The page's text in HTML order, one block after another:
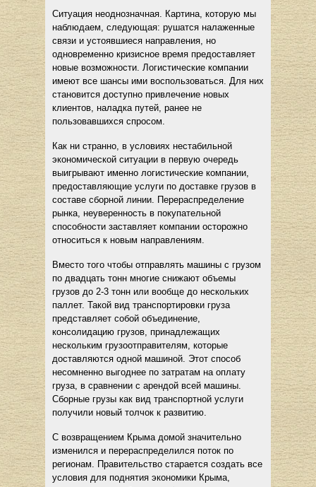
Ситуация неоднозначная. Картина, которую мы
наблюдаем, следующая: рушатся налаженные
связи и устоявшиеся направления, но
одновременно кризисное время предоставляет
новые возможности. Логистические компании
имеют все шансы ими воспользоваться. Для них
становится доступно привлечение новых
клиентов, наладка путей, ранее не
пользовавшихся спросом.
Как ни странно, в условиях нестабильной
экономической ситуации в первую очередь
выигрывают именно логистические компании,
предоставляющие услуги по доставке грузов в
составе сборной линии. Перераспределение
рынка, неуверенность в покупательной
способности заставляет компании осторожно
относиться к новым направлениям.
Вместо того чтобы отправлять машины с грузом
по двадцать тонн многие снижают объемы
грузов до 2-3 тонн или вообще до нескольких
паллет. Такой вид транспортировки груза
представляет собой объединение,
консолидацию грузов, принадлежащих
нескольким грузоотправителям, которые
доставляются одной машиной. Этот способ
несомненно выгоднее по затратам на оплату
груза, в сравнении с арендой всей машины.
Сборные грузы как вид транспортной услуги
получили новый толчок к развитию.
С возвращением Крыма домой значительно
изменился и перераспределился поток по
регионам. Правительство старается создать все
условия для поднятия экономики Крыма,